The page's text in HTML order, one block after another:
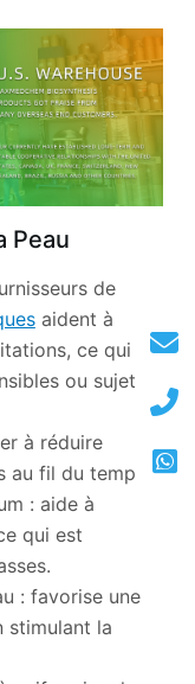
Peau
de
aident à
ce qui le
ou sujettes
à réduire
au fil du temps.
: aide à
qui est
: favorise une
stimulant la